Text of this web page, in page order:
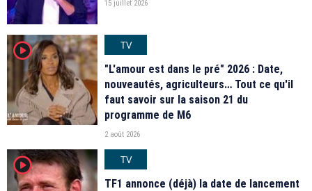
15 juillet 2026
player2
TV
"L'amour est dans le pré" 2026 : Date,
nouveautés, agriculteurs… Tout ce qu'il
faut savoir sur la saison 21 du
programme de M6
2 août 2026
player2
TV
TF1 annonce (déjà) la date de lancement